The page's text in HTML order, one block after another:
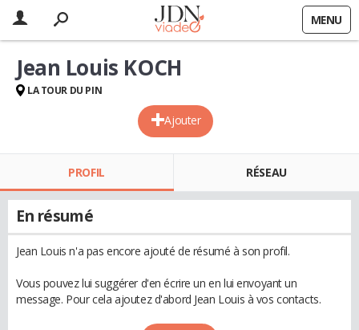
MENU
Ajouter
Jean Louis KOCH
LA TOUR DU PIN
PROFIL RÉSEAU
En résumé
Jean Louis n'a pas encore ajouté de résumé à son profil.
Vous pouvez lui suggérer d'en écrire un en lui envoyant un
message. Pour cela ajoutez d'abord Jean Louis à vos contacts.